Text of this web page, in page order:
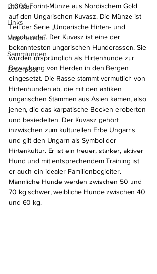
Literatur
Links
Münzlexikon
Sammlungen
Leserpost
3.000-Forint-Münze aus Nordischem Gold
auf den Ungarischen Kuvasz. Die Münze ist
Teil der Serie „Ungarische Hirten- und
Jagdhunde“. Der Kuvasz ist eine der
bekanntesten ungarischen Hunderassen. Sie
wurden ursprünglich als Hirtenhunde zur
Bewachung von Herden in den Bergen
eingesetzt. Die Rasse stammt vermutlich von
Hirtenhunden ab, die mit den antiken
ungarischen Stämmen aus Asien kamen, also
jenen, die das karpatische Becken eroberten
und besiedelten. Der Kuvasz gehört
inzwischen zum kulturellen Erbe Ungarns
und gilt den Ungarn als Symbol der
Hirtenkultur. Er ist ein treuer, starker, aktiver
Hund und mit entsprechendem Training ist
er auch ein idealer Familienbegleiter.
Männliche Hunde werden zwischen 50 und
70 kg schwer, weibliche Hunde zwischen 40
und 60 kg.